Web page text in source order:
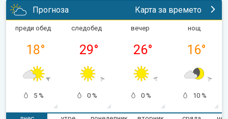
Прогноза Карта за времето
преди обед
18°
5 %
следобед
29°
0 %
вечер
26°
0 %
нощ
16°
10 %